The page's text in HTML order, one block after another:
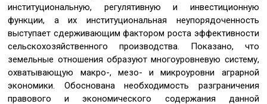
институциональную, регулятивную и инвестиционную
функции, а их институциональная неупорядоченность
выступает сдерживающим фактором роста эффективности
сельскохозяйственного производства. Показано, что
земельные отношения образуют многоуровневую систему,
охватывающую макро-, мезо- и микроуровни аграрной
экономики. Обоснована необходимость разграничения
правового и экономического содержания данной